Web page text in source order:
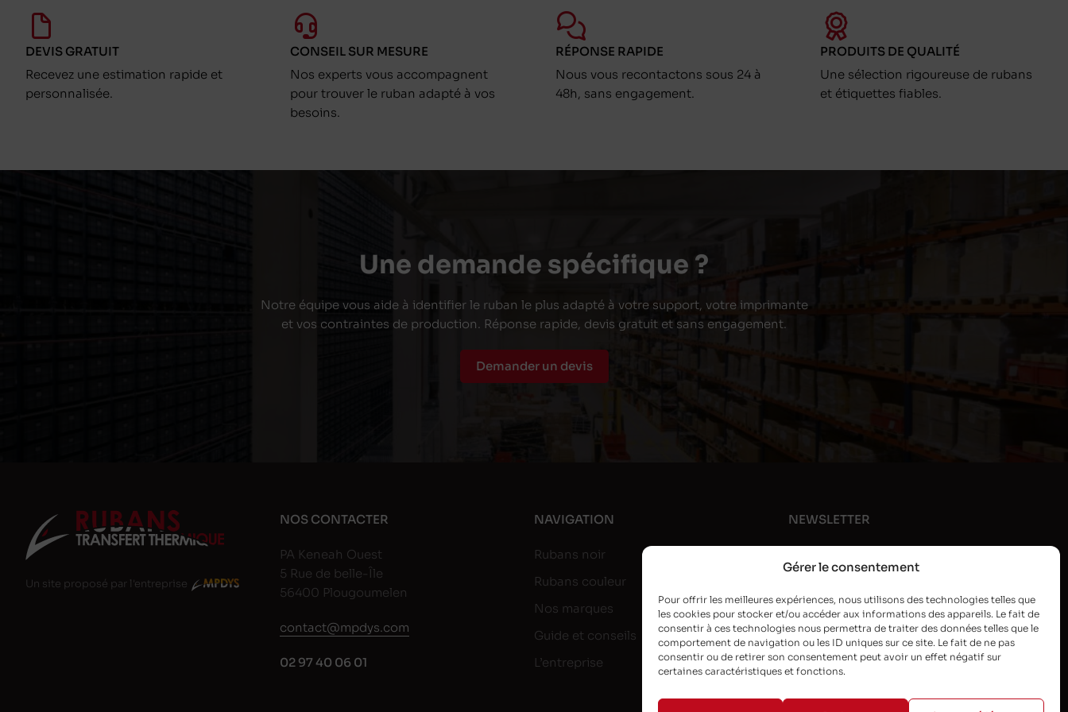
Gérer le consentement
Pour offrir les meilleures expériences, nous utilisons des technologies telles que
les cookies pour stocker et/ou accéder aux informations des appareils. Le fait de
consentir à ces technologies nous permettra de traiter des données telles que le
comportement de navigation ou les ID uniques sur ce site. Le fait de ne pas
consentir ou de retirer son consentement peut avoir un effet négatif sur
certaines caractéristiques et fonctions.
DEVIS GRATUIT
Recevez une estimation rapide et
personnalisée.
CONSEIL SUR MESURE
Nos experts vous accompagnent
pour trouver le ruban adapté à vos
besoins.
RÉPONSE RAPIDE
Nous vous recontactons sous 24 à
48h, sans engagement.
PRODUITS DE QUALITÉ
Une sélection rigoureuse de rubans
et étiquettes fiables.
Une demande spécifique ?
Notre équipe vous aide à identifier le ruban le plus adapté à votre support, votre imprimante
et vos contraintes de production. Réponse rapide, devis gratuit et sans engagement.
Demander un devis
Un site proposé par l'entreprise
NOS CONTACTER
PA Keneah Ouest
5 Rue de belle-Île
56400 Plougoumelen
contact@mpdys.com
02 97 40 06 01
NAVIGATION
Rubans noir
Rubans couleur
Nos marques
Guide et conseils
L’entreprise
NEWSLETTER